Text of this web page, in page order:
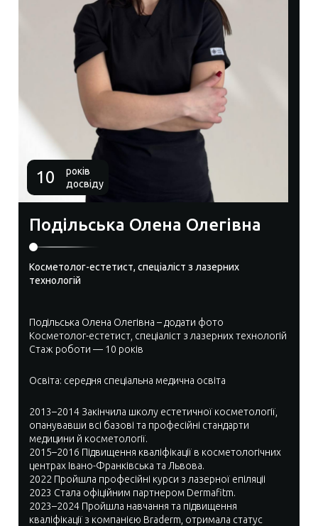
10
років
досвіду
Подільська Олена Олегівна
Косметолог-естетист, спеціаліст з лазерних
технологій
Подільська Олена Олегівна – додати фото
Косметолог-естетист, спеціаліст з лазерних технологій
Стаж роботи — 10 років
Освіта: середня спеціальна медична освіта
2013–2014 Закінчила школу естетичної косметології,
опанувавши всі базові та професійні стандарти
медицини й косметології.
2015–2016 Підвищення кваліфікації в косметологічних
центрах Івано-Франківська та Львова.
2022 Пройшла професійні курси з лазерної епіляціі
2023 Стала офіційним партнером Dermafitm.
2023–2024 Пройшла навчання та підвищення
кваліфікації з компанією Braderm, отримала статус